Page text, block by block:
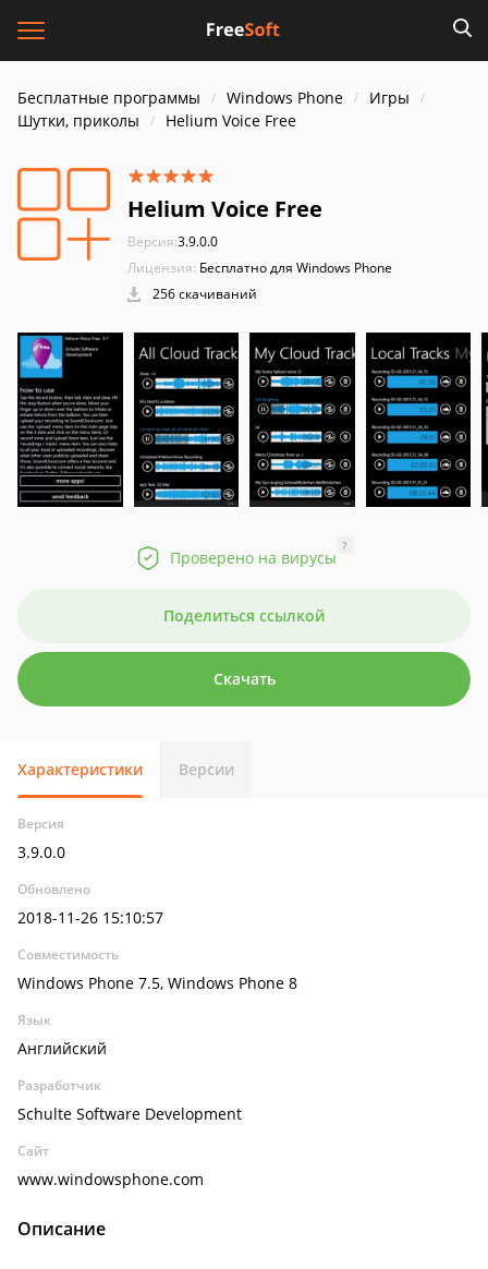
Бесплатные программы Windows Phone
Игры
Шутки, приколы
Helium Voice Free
Helium Voice Free
Версия:3.9.0.0
Лицензия: Бесплатно для Windows Phone
256 скачиваний
Проверено на вирусы
?
Поделиться ссылкой
Скачать
Характеристики Версии
Версия
3.9.0.0
Обновлено
2018-11-26 15:10:57
Совместимость
Windows Phone 7.5, Windows Phone 8
Язык
Английский
Разработчик
Schulte Software Development
Сайт
www.windowsphone.com
Описание